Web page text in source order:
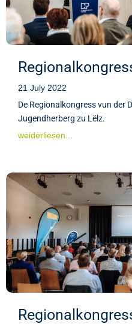
21 July 2022
De Regionalkongress vun der
Jugendherberg zu Lëlz.
weiderliesen...